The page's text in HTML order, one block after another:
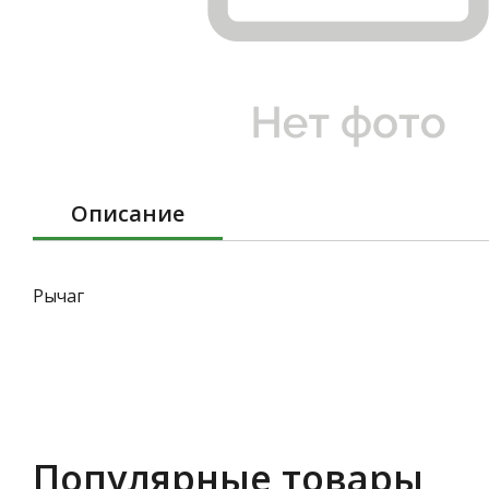
Описание
Рычаг
Популярные товары